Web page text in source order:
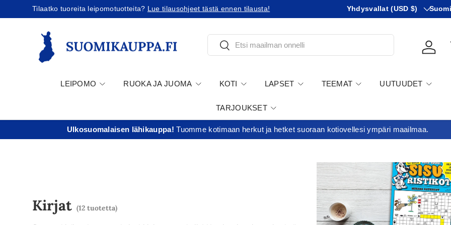
Jatka sisältöön
Tilaatko tuoreita leipomotuotteita? Lue tilausohjeet tästä ennen tilausta! Tilaatko Yhdysvaltoihin?Tutustu
Maa
Yhdysvallat (USD $) KIeli
Suomi
Etsi
LEIPOMO RUOKA JA JUOMA KOTI LAPSET TEEMAT UUTUUDET
TARJOUKSET
Ulkosuomalaisen lähikauppa!Tuomme kotimaan herkut ja hetket suoraan kotiovellesi ympäri maailmaa.
Kirjat (12 tuotetta)